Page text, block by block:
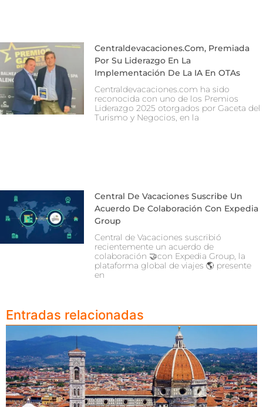
Centraldevacaciones.com, Premiada
Por Su Liderazgo En La
Implementación De La IA En OTAs
Centraldevacaciones.com ha sido
reconocida con uno de los Premios
Liderazgo 2025 otorgados por Gaceta del
Turismo y Negocios, en la
Central De Vacaciones Suscribe Un
Acuerdo De Colaboración Con Expedia
Group
Central de Vacaciones suscribió
recientemente un acuerdo de
colaboración 🤝con Expedia Group, la
plataforma global de viajes 🌎 presente
en
Entradas relacionadas